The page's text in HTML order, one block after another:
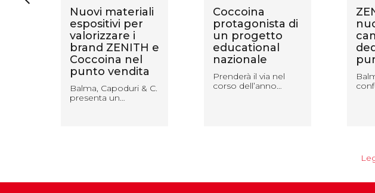
Nuovi materiali
espositivi per
valorizzare i
brand ZENITH e
Coccoina nel
punto vendita
Balma, Capoduri & C.
presenta un…
Coccoina
protagonista di
un progetto
educational
nazionale
Prenderà il via nel
corso dell’anno…